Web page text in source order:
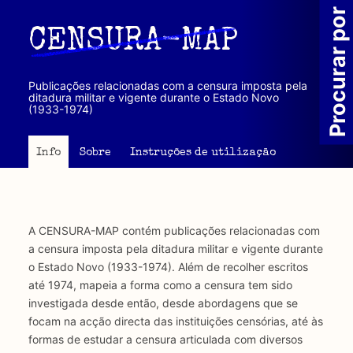
principal
CENSURA-MAP
Publicações relacionadas com a censura imposta pela
ditadura militar e vigente durante o Estado Novo
(1933-1974)
Info Sobre Instruções de utilização
A CENSURA-MAP contém publicações relacionadas com
a censura imposta pela ditadura militar e vigente durante
o Estado Novo (1933-1974). Além de recolher escritos
até 1974, mapeia a forma como a censura tem sido
investigada desde então, desde abordagens que se
focam na acção directa das instituições censórias, até às
formas de estudar a censura articulada com diversos
Procurar por